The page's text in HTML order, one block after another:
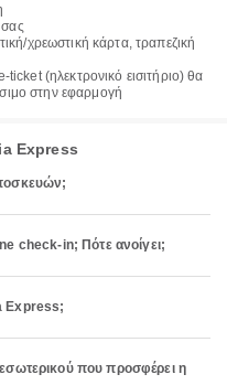
σας
χρεωστική κάρτα, τραπεζική
(ηλεκτρονικό εισιτήριο) θα
στην εφαρμογή
Express
check-in; Πότε ανοίγει;
Express;
εσωτερικού που προσφέρει η